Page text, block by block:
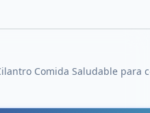
Comida Saludable para